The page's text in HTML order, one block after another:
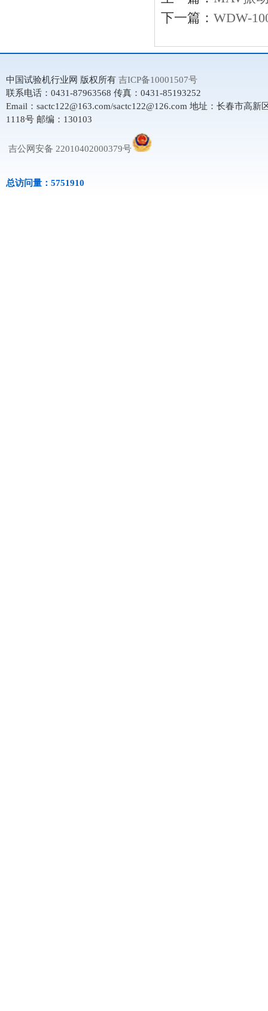
下一篇： WDW-
中国试验机行业网 版权所有 吉ICP备10001507号
联系电话：0431-87963568 传真：0431-85193252
Email：sactc122@163.com/sactc122@126.com 地址：长春市高新
1118号 邮编：130103
吉公网安备 22010402000379号
总访问量：5751910